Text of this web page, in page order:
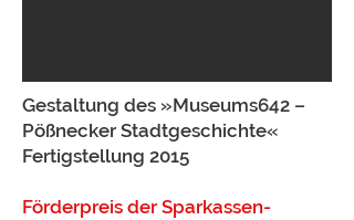
Gestaltung des »Museums642 –
Pößnecker Stadtgeschichte«
Fertigstellung 2015
Förderpreis der Sparkassen-